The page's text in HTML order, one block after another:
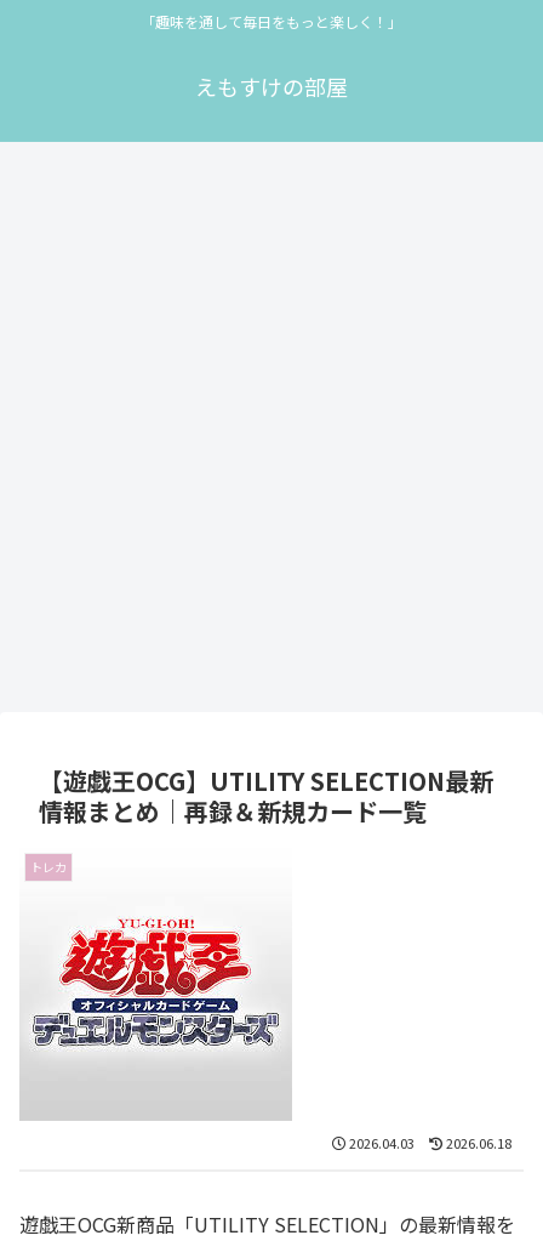
「趣味を通して毎日をもっと楽しく！」
えもすけの部屋
【遊戯王OCG】UTILITY SELECTION最新
情報まとめ｜再録＆新規カード一覧
トレカ
2026.04.03 2026.06.18
遊戯王OCG新商品「UTILITY SELECTION」の最新情報を